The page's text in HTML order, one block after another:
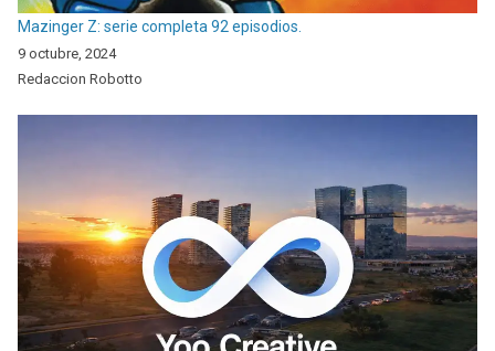
Mazinger Z: serie completa 92 episodios.
9 octubre, 2024
Redaccion Robotto